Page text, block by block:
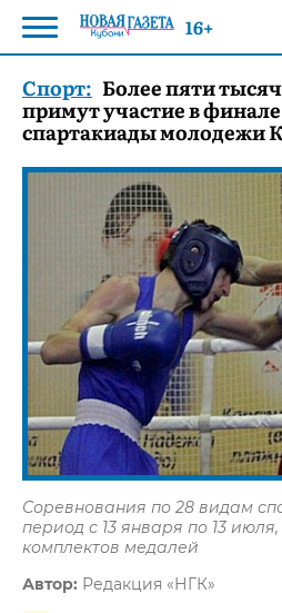
Спорт: Более пяти
примут участие в
спартакиады молодежи
Соревнования по 28 видам
период с 13 января по 13
комплектов медалей
Автор: Редакция «НГК»
16+